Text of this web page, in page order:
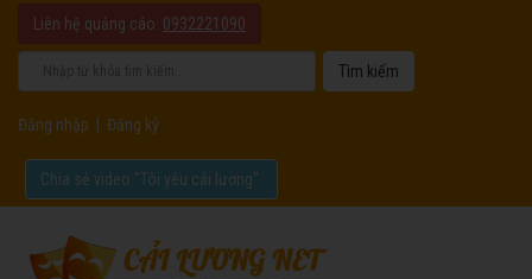
Liên hệ quảng cáo: 0932221090
Đăng nhập Đăng ký
Chia sẻ video "Tôi yêu cải lương".